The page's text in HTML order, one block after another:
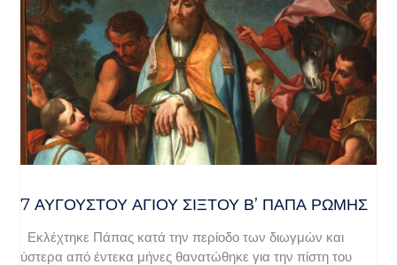
7 ΑΥΓΟΥΣΤΟΥ ΑΓΙΟΥ ΣΙΞΤΟΥ Β’ ΠΑΠΑ ΡΩΜΗΣ
Εκλέχτηκε Πάπας κατά την περίοδο των διωγμών και
ύστερα από έντεκα μήνες θανατώθηκε για την πίστη του